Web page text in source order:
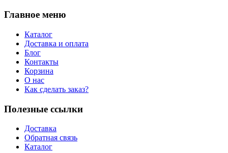
Главное меню
Каталог
Доставка и оплата
Блог
Контакты
Корзина
О нас
Как сделать заказ?
Полезные ссылки
Доставка
Обратная связь
Каталог